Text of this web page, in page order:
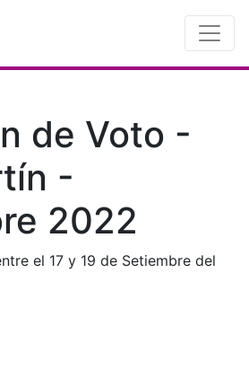
de Voto -
-
2022
el 17 y 19 de Setiembre del